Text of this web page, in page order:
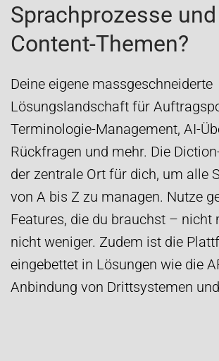
Sprachprozesse und
Content-Themen?
Deine eigene massgeschneiderte
Lösungslandschaft für
Terminologie-Management, AI-
Rückfragen und mehr. Die
der zentrale Ort für dich, um alle
von A bis Z zu managen. Nutze
Features, die du brauchst – nicht
nicht weniger. Zudem ist die
eingebettet in Lösungen wie die
Anbindung von Drittsystemen